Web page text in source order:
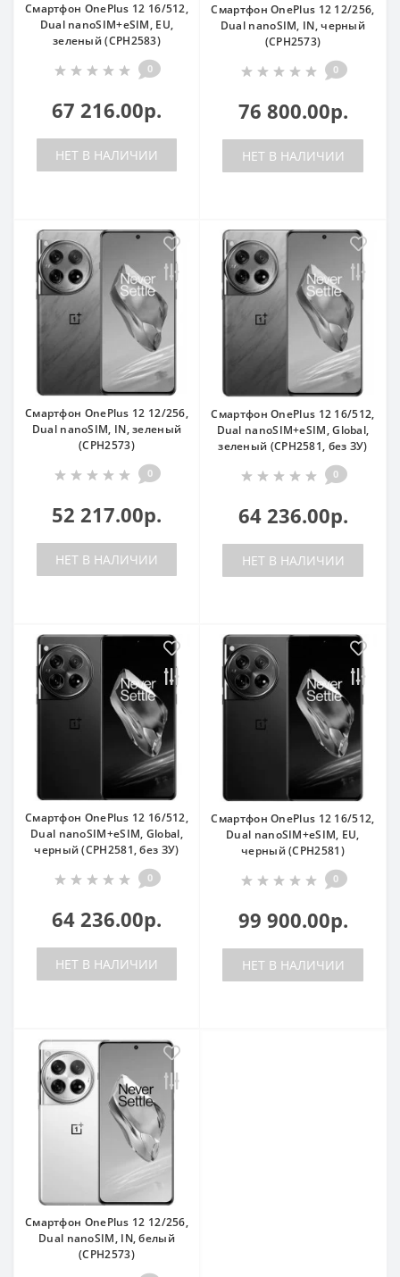
Смартфон OnePlus 12 16/512,
Dual nanoSIM+eSIM, EU,
зеленый (CPH2583)
0
67 216.00р.
НЕТ В НАЛИЧИИ
Смартфон OnePlus 12 12/256,
Dual nanoSIM, IN, черный
(CPH2573)
0
76 800.00р.
НЕТ В НАЛИЧИИ
Смартфон OnePlus 12 12/256,
Dual nanoSIM, IN, зеленый
(CPH2573)
0
52 217.00р.
НЕТ В НАЛИЧИИ
Смартфон OnePlus 12 16/512,
Dual nanoSIM+eSIM, Global,
зеленый (CPH2581, без ЗУ)
0
64 236.00р.
НЕТ В НАЛИЧИИ
Смартфон OnePlus 12 16/512,
Dual nanoSIM+eSIM, Global,
черный (CPH2581, без ЗУ)
0
64 236.00р.
НЕТ В НАЛИЧИИ
Смартфон OnePlus 12 16/512,
Dual nanoSIM+eSIM, EU,
черный (CPH2581)
0
99 900.00р.
НЕТ В НАЛИЧИИ
Смартфон OnePlus 12 12/256,
Dual nanoSIM, IN, белый
(CPH2573)